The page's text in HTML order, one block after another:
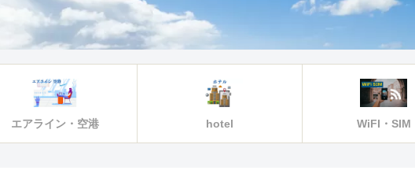
エアライン・空港 hotel WiFI・SIM